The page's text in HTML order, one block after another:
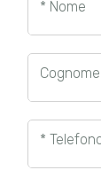
* Nome
Cognome
*